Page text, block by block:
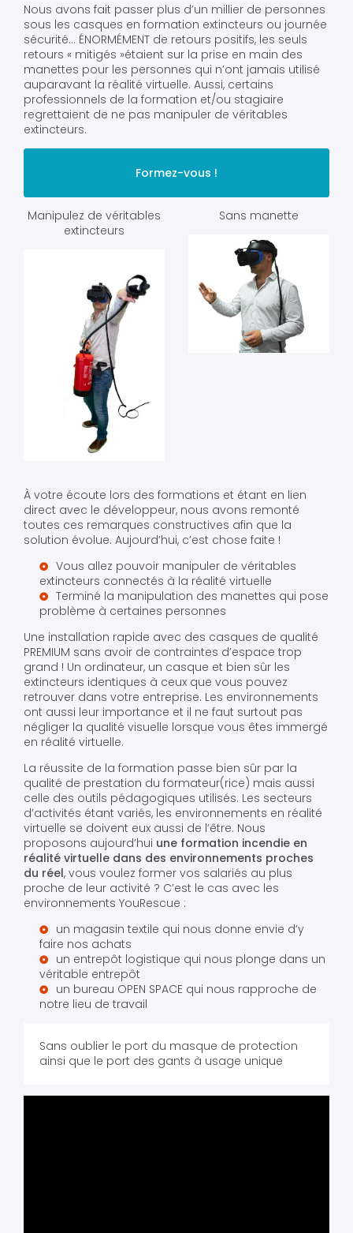
Nous avons fait passer plus d’un millier de personnes
sous les casques en formation extincteurs ou journée
sécurité… ÉNORMÉMENT de retours positifs, les seuls
retours « mitigés »étaient sur la prise en main des
manettes pour les personnes qui n’ont jamais utilisé
auparavant la réalité virtuelle. Aussi, certains
professionnels de la formation et/ou stagiaire
regrettaient de ne pas manipuler de véritables
extincteurs.
Formez-vous !
Manipulez de véritables
extincteurs
Sans manette
À votre écoute lors des formations et étant en lien
direct avec le développeur, nous avons remonté
toutes ces remarques constructives afin que la
solution évolue. Aujourd’hui, c’est chose faite !
Vous allez pouvoir manipuler de véritables
extincteurs connectés à la réalité virtuelle
Terminé la manipulation des manettes qui pose
problème à certaines personnes
Une installation rapide avec des casques de qualité
PREMIUM sans avoir de contraintes d’espace trop
grand ! Un ordinateur, un casque et bien sûr les
extincteurs identiques à ceux que vous pouvez
retrouver dans votre entreprise. Les environnements
ont aussi leur importance et il ne faut surtout pas
négliger la qualité visuelle lorsque vous êtes immergé
en réalité virtuelle.
La réussite de la formation passe bien sûr par la
qualité de prestation du formateur(rice) mais aussi
celle des outils pédagogiques utilisés. Les secteurs
d’activités étant variés, les environnements en réalité
virtuelle se doivent eux aussi de l’être. Nous
proposons aujourd’hui une formation incendie en
réalité virtuelle dans des environnements proches
du réel, vous voulez former vos salariés au plus
proche de leur activité ? C’est le cas avec les
environnements YouRescue :
un magasin textile qui nous donne envie d’y
faire nos achats
un entrepôt logistique qui nous plonge dans un
véritable entrepôt
un bureau OPEN SPACE qui nous rapproche de
notre lieu de travail
Sans oublier le port du masque de protection
ainsi que le port des gants à usage unique